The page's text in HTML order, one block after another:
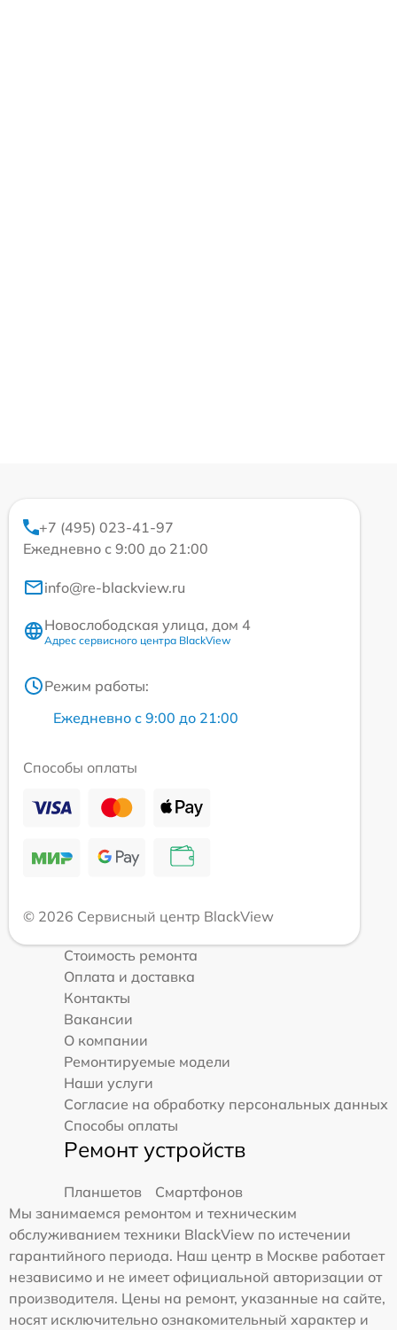
+7 (495) 023-41-97
Ежедневно с 9:00 до 21:00
info@re-blackview.ru
Новослободская улица, дом 4
Адрес сервисного центра BlackView
Режим работы:
Ежедневно с 9:00 до 21:00
Способы оплаты
© 2026 Сервисный центр BlackView
Стоимость ремонта
Оплата и доставка
Контакты
Вакансии
О компании
Ремонтируемые модели
Наши услуги
Согласие на обработку персональных данных
Способы оплаты
Ремонт устройств
Планшетов
Смартфонов
Мы занимаемся ремонтом и техническим
обслуживанием техники BlackView по истечении
гарантийного периода. Наш центр в Москве работает
независимо и не имеет официальной авторизации от
производителя. Цены на ремонт, указанные на сайте,
носят исключительно ознакомительный характер и